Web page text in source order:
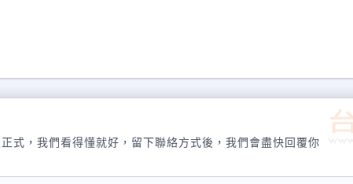
Backup Appliance (VBA)，只需要幾分鐘便
5倍甚至更快的增量備份。我們利用最先進的技術來大大地 加快備份
式，我們看得懂就好，留下聯絡方式後，我們會盡快回覆你